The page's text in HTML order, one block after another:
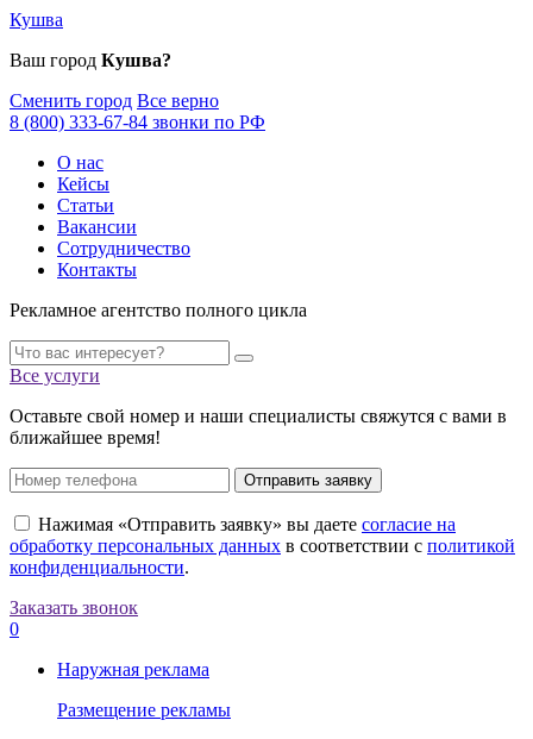
Кушва
Ваш город Кушва?
Сменить город Все верно
8 (800) 333-67-84 звонки по РФ
О нас
Кейсы
Статьи
Вакансии
Сотрудничество
Контакты
Рекламное агентство полного цикла
Все услуги
Оставьте свой номер и наши специалисты свяжутся с вами в
ближайшее время!
Отправить заявку
Нажимая «Отправить заявку» вы даете согласие на
обработку персональных данных в соответствии с политикой
конфиденциальности.
Заказать звонок
0
Наружная реклама
Размещение рекламы